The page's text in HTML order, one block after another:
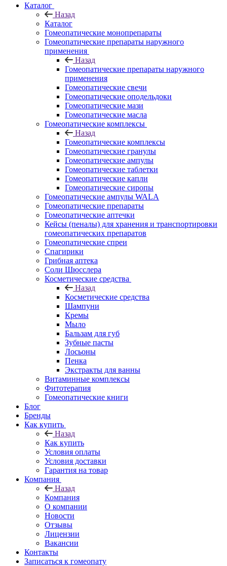
Каталог
Назад
Каталог
Гомеопатические монопрепараты
Гомеопатические препараты наружного
применения
Назад
Гомеопатические препараты наружного
применения
Гомеопатические свечи
Гомеопатические оподельдоки
Гомеопатические мази
Гомеопатические масла
Гомеопатические комплексы
Назад
Гомеопатические комплексы
Гомеопатические гранулы
Гомеопатические ампулы
Гомеопатические таблетки
Гомеопатические капли
Гомеопатические сиропы
Гомеопатические ампулы WALA
Гомеопатические препараты
Гомеопатические аптечки
Кейсы (пеналы) для хранения и транспортировки
гомеопатических препаратов
Гомеопатические спреи
Спагирики
Грибная аптека
Соли Шюсслера
Косметические средства
Назад
Косметические средства
Шампуни
Кремы
Мыло
Бальзам для губ
Зубные пасты
Лосьоны
Пенка
Экстракты для ванны
Витаминные комплексы
Фитотерапия
Гомеопатические книги
Блог
Бренды
Как купить
Назад
Как купить
Условия оплаты
Условия доставки
Гарантия на товар
Компания
Назад
Компания
О компании
Новости
Отзывы
Лицензии
Вакансии
Контакты
Записаться к гомеопату